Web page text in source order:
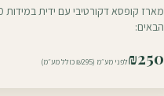
הבאים:
₪250 לפני מע״מ (₪295 כולל מע״מ)